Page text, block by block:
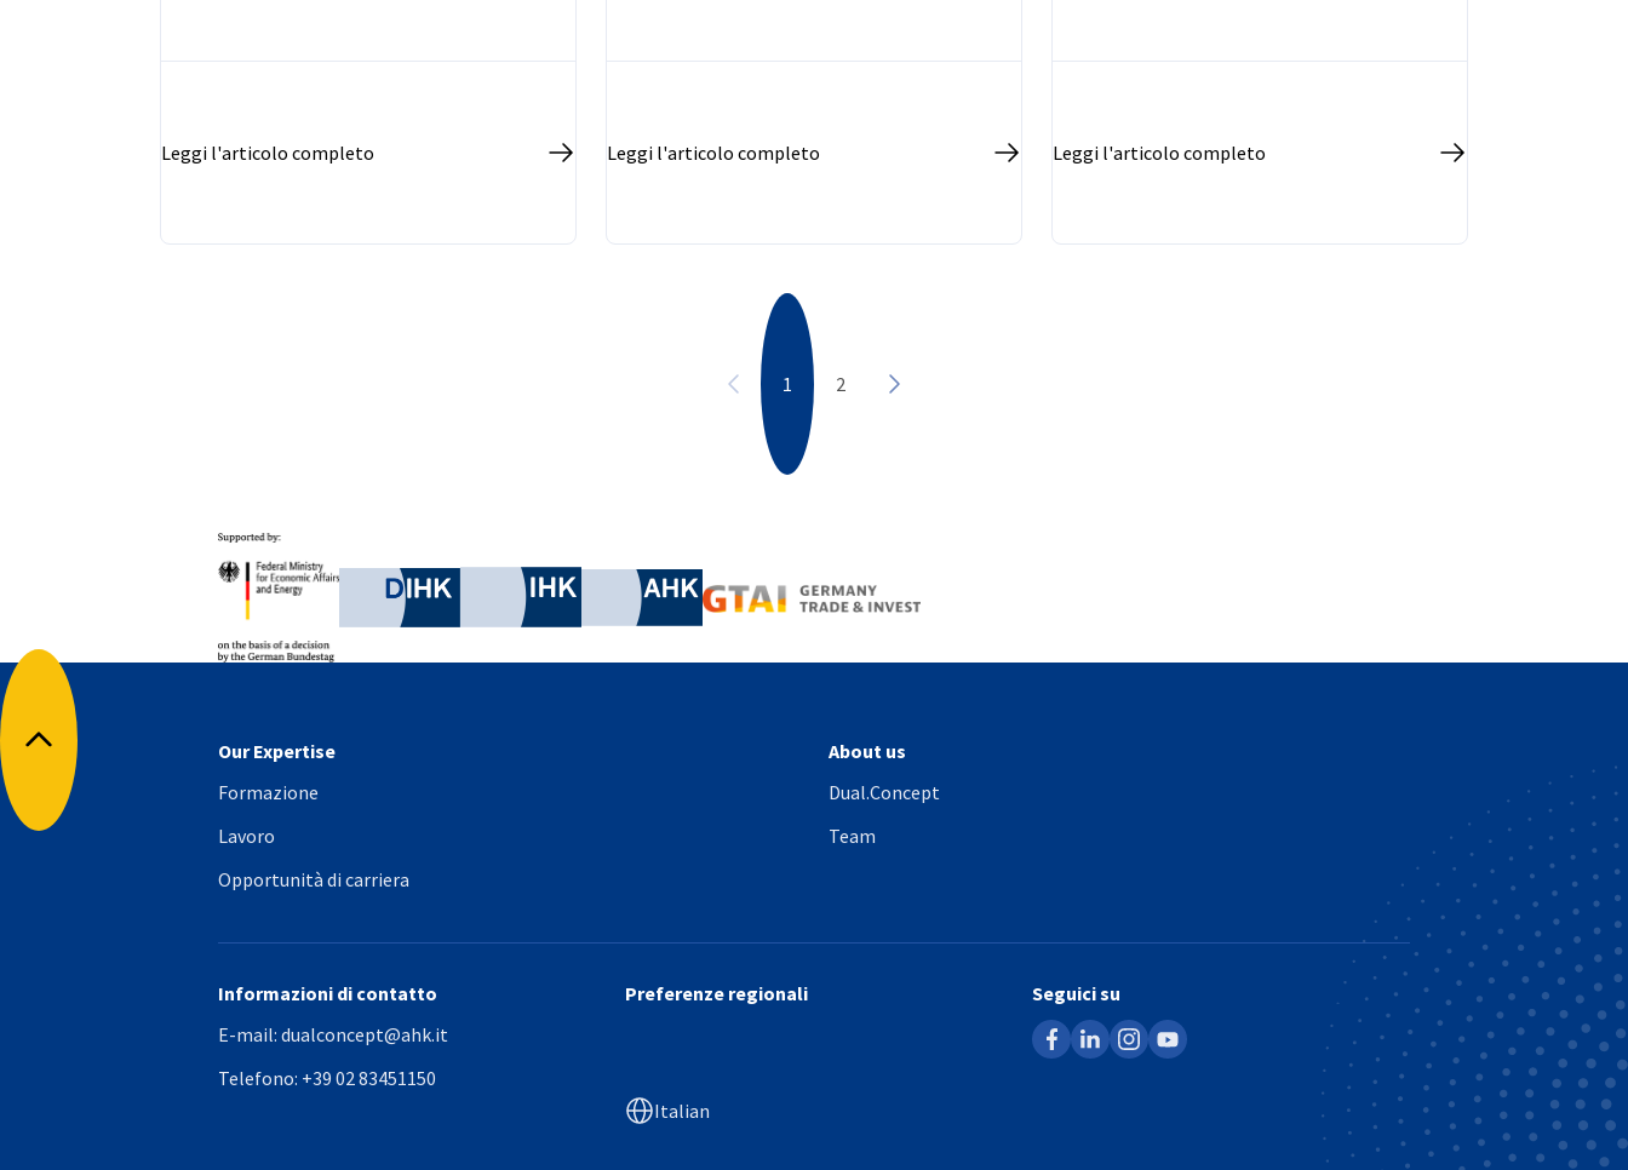
Leggi l'articolo completo Leggi l'articolo completo Leggi l'articolo completo
Precedente
1 2
Successivo
German Chamber of Commerce and Industry
Chamber of Commerce and Industry
AHK.de
Torna all'inizio
Our Expertise
Formazione
Lavoro
Opportunità di carriera
About us
Dual.Concept
Team
Informazioni di contatto
E-mail: dualconcept@ahk.it
Telefono: +39 02 83451150
Preferenze regionali
Italian
Seguici su
facebook
linkedininstagram
youtube